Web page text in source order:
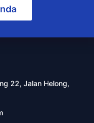
22, Jalan Helong,